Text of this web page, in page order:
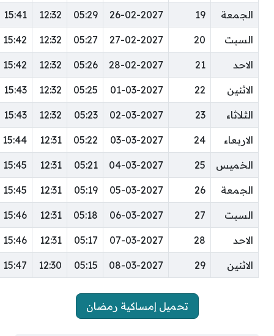
الجمعة 19
26-02-2027
05:29
12:32
15:41
السبت 20
27-02-2027
05:27
12:32
15:42
الاحد 21
28-02-2027
05:26
12:32
15:42
الاثنين 22
01-03-2027
05:25
12:32
15:43
الثلاثاء 23
02-03-2027
05:23
12:32
15:43
الاربعاء 24
03-03-2027
05:22
12:31
15:44
الخميس 25
04-03-2027
05:21
12:31
15:45
الجمعة 26
05-03-2027
05:19
12:31
15:45
السبت 27
06-03-2027
05:18
12:31
15:46
الاحد 28
07-03-2027
05:17
12:31
15:46
الاثنين 29
08-03-2027
05:15
12:30
15:47
تحميل إمساكية رمضان